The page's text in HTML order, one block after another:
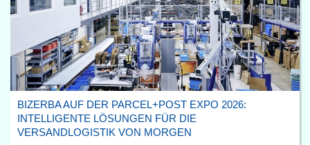
BIZERBA AUF DER PARCEL+POST EXPO 2026:
INTELLIGENTE LÖSUNGEN FÜR DIE
VERSANDLOGISTIK VON MORGEN